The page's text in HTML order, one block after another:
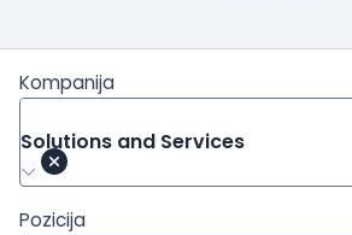
Kompanija
Solutions and Services
Pozicija